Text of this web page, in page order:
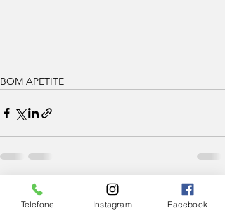
BOM APETITE
Posts Relacionados Ver tudo
Telefone Instagram Facebook